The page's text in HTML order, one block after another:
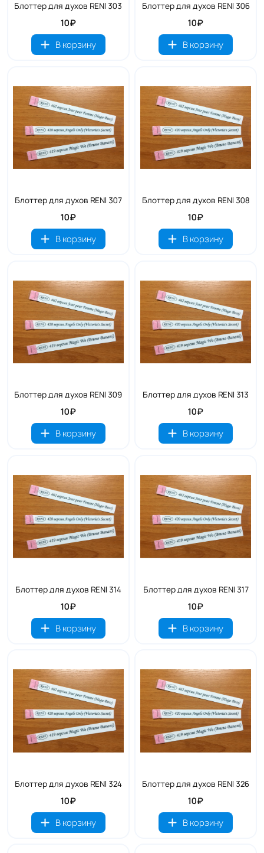
Блоттер для духов RENI 303
10₽
В корзину
Блоттер для духов RENI 306
10₽
В корзину
Блоттер для духов RENI 307
10₽
В корзину
Блоттер для духов RENI 308
10₽
В корзину
Блоттер для духов RENI 309
10₽
В корзину
Блоттер для духов RENI 313
10₽
В корзину
Блоттер для духов RENI 314
10₽
В корзину
Блоттер для духов RENI 317
10₽
В корзину
Блоттер для духов RENI 324
10₽
В корзину
Блоттер для духов RENI 326
10₽
В корзину